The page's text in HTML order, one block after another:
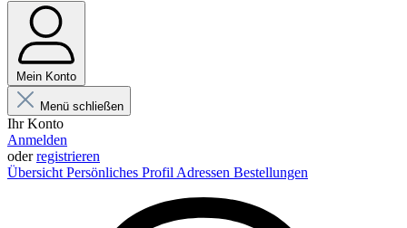
Mein Konto
Menü schließen
Ihr Konto
Anmelden
oderregistrieren
Übersicht Persönliches Profil Adressen Bestellungen